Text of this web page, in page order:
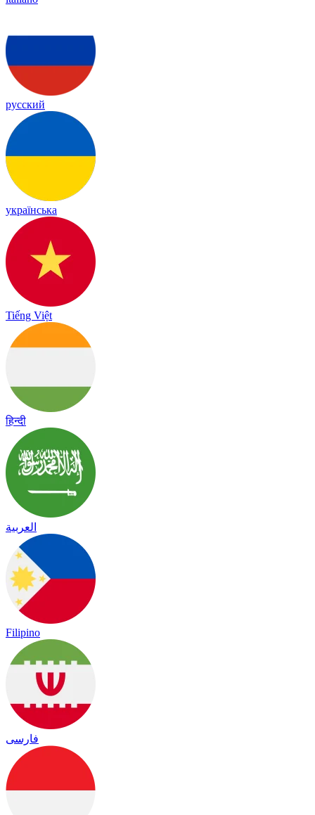
русский
українська
Tiếng Việt
हिन्दी
العربية
Filipino
فارسی